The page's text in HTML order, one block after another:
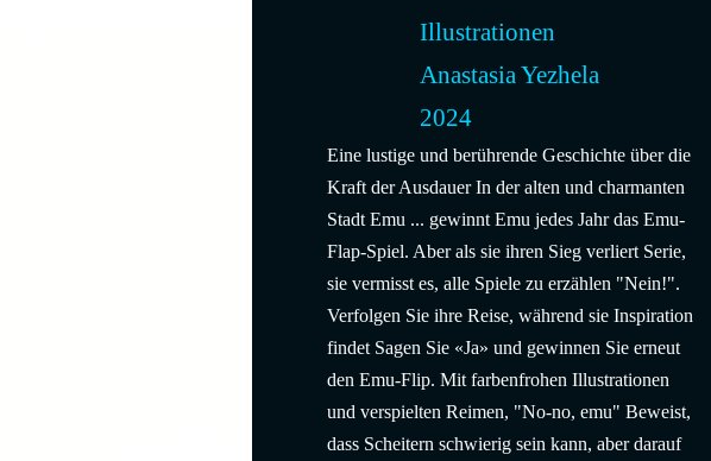
Illustrationen
Anastasia Yezhela
2024
Eine lustige und berührende Geschichte über die
Kraft der Ausdauer In der alten und charmanten
Stadt Emu ... gewinnt Emu jedes Jahr das Emu-
Flap-Spiel. Aber als sie ihren Sieg verliert Serie,
sie vermisst es, alle Spiele zu erzählen "Nein!".
Verfolgen Sie ihre Reise, während sie Inspiration
findet Sagen Sie «Ja» und gewinnen Sie erneut
den Emu-Flip. Mit farbenfrohen Illustrationen
und verspielten Reimen, "No-no, emu" Beweist,
dass Scheitern schwierig sein kann, aber darauf